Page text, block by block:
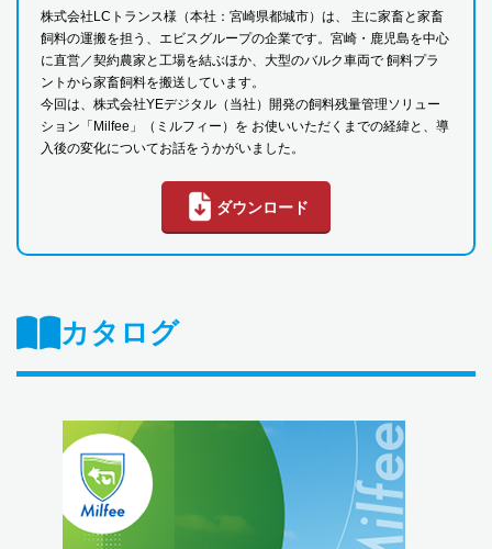
株式会社LCトランス様（本社：宮崎県都城市）は、 主に家畜と家畜
飼料の運搬を担う、エビスグループの企業です。宮崎・鹿児島を中心
に直営／契約農家と工場を結ぶほか、大型のバルク車両で 飼料プラ
ントから家畜飼料を搬送しています。
今回は、株式会社YEデジタル（当社）開発の飼料残量管理ソリュー
ション「Milfee」（ミルフィー）を お使いいただくまでの経緯と、導
入後の変化についてお話をうかがいました。
ダウンロード
カタログ